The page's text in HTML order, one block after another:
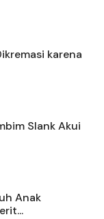
karena
Slank Akui
Anak